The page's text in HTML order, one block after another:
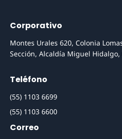
Corporativo
Montes Urales 620, Colonia
Sección, Alcaldía Miguel Hidalgo,
Teléfono
(55) 1103 6699
(55) 1103 6600
Correo